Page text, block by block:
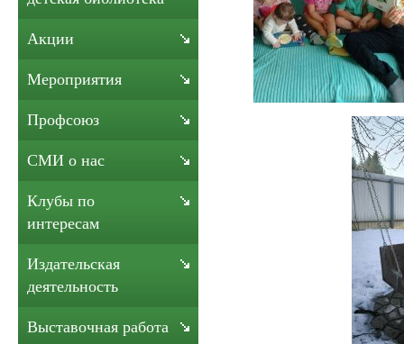
Акции
Мероприятия
Профсоюз
СМИ о нас
Клубы по
интересам
Издательская
деятельность
Выставочная работа